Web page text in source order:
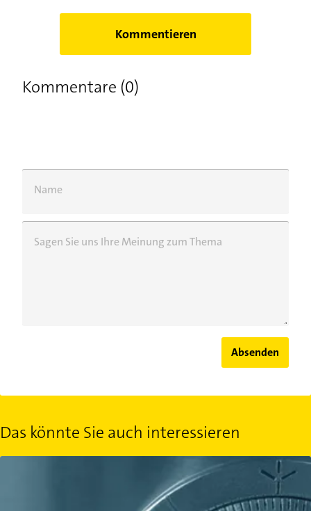
Kommentieren
Kommentare (0)
Name
Sagen Sie uns Ihre Meinung zum Thema
Absenden
Das könnte Sie auch interessieren
Geldanlage Tagesgeldkonto: Zinsen trotz Zinstief